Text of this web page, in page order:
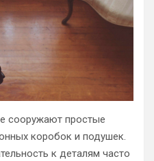
сооружают простые
коробок и подушек.
к деталям часто